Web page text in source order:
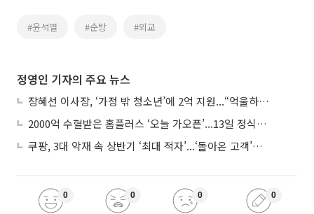
#윤석열 #순방 #외교
정영인 기자의 주요 뉴스
장혜선 이사장, ‘가정 밖 청소년’에 2억 지원...“억울하고 아파도 단단해지길”
2000억 수혈받은 홈플러스 ‘오늘 가오픈’...13일 정식 개장 시험대
쿠팡, 3대 악재 속 상반기 ‘최대 적자’...‘돌아온 고객’에 수익성 반등 주목
0 0 0 0